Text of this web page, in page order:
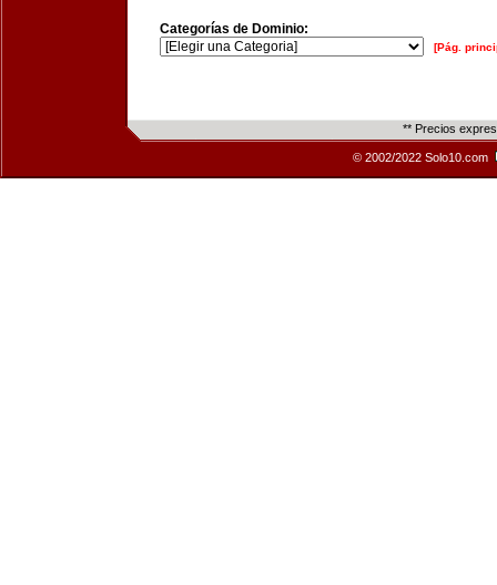
Categorías de Dominio:
[Pág.
** Precios
© 2002/2022 Solo10.com